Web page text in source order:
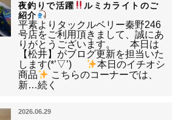
夜釣りで活躍
ルミカライトのご
紹介
平素よりタックルベリー秦野246
号店をご利用頂きまして、誠にあ
りがとうございます。 本日は
【松井】がブログ更新を担当いた
します(*’▽’)
本日のイチオシ
商品
こちらのコーナーでは、
新…続く
2026.06.29